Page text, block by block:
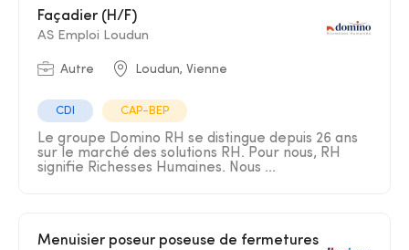
Façadier (H/F)
AS Emploi Loudun
Autre Loudun, Vienne
CDI CAP-BEP
Le groupe Domino RH se distingue depuis 26 ans
sur le marché des solutions RH. Pour nous, RH
signifie Richesses Humaines. Nous ...
Menuisier poseur poseuse de fermetures